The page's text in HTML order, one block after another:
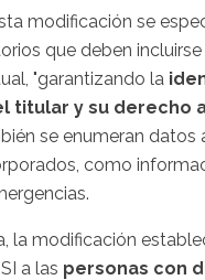
modificación se
que deben
"garantizando la
titular y su derecho
se enumeran datos
como
la modificación
a las personas con